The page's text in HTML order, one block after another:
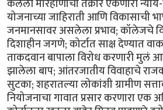
केलेली मारहाणीची तक्रार ऐकणारी
योजनाच्या जाहिराती आणि विकासाची
जनमानसावर असलेला प्रभाव; कॉलेजचे
दिशाहीन जगणे; कोर्टात साक्ष देण्यात
ताकदवान बापाला विरोध करणारी मुलं
झालेला बाप; आंतरजातीय विवाहाचे
सुटका; शहरातल्या लोकांशी ग्रामीण
नियोजनाचा गावात प्रसार करणारा एक